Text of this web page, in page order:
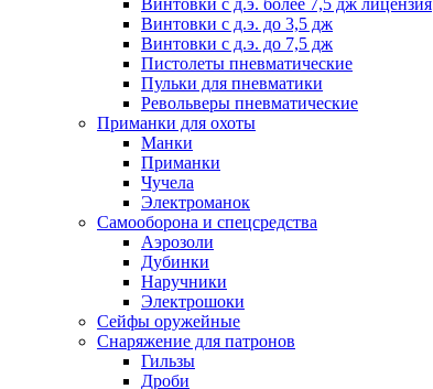
Винтовки с д.э. более 7,5 дж лицензия
Винтовки с д.э. до 3,5 дж
Винтовки с д.э. до 7,5 дж
Пистолеты пневматические
Пульки для пневматики
Револьверы пневматические
Приманки для охоты
Манки
Приманки
Чучела
Электроманок
Самооборона и спецсредства
Аэрозоли
Дубинки
Наручники
Электрошоки
Сейфы оружейные
Снаряжение для патронов
Гильзы
Дроби